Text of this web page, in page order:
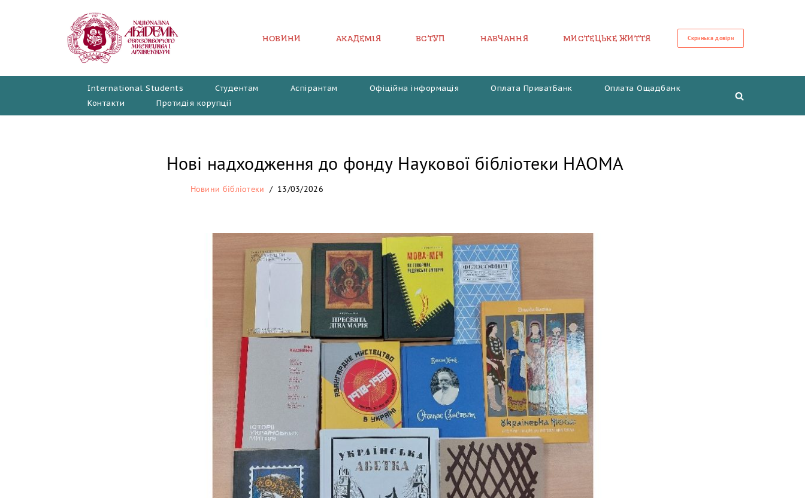
НОВИНИ АКАДЕМІЯ ВСТУП НАВЧАННЯ МИСТЕЦЬКЕ ЖИТТЯ Скринька довіри
International Students Студентам Аспірантам Офіційна інформація Оплата ПриватБанк
Оплата Ощадбанк
Контакти
Протидія корупції
Нові надходження до фонду Наукової бібліотеки НАОМА
Новини бібліотеки 13/03/2026